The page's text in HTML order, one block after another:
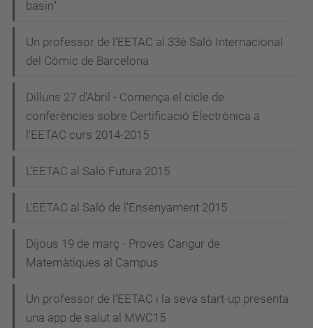
basin"
Un professor de l'EETAC al 33è Saló Internacional
del Còmic de Barcelona
Dilluns 27 d'Abril - Comença el cicle de
conferències sobre Certificació Electrònica a
l'EETAC curs 2014-2015
L'EETAC al Saló Futura 2015
L'EETAC al Saló de l'Ensenyament 2015
Dijous 19 de març - Proves Cangur de
Matemàtiques al Campus
Un professor de l'EETAC i la seva start-up presenta
una app de salut al MWC15